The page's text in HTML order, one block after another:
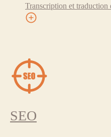
Transcription et
SEO